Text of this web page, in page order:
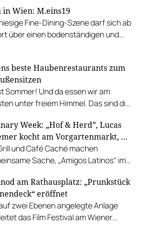
in Wien: M.eins19
Fine-Dining-Szene darf sich ab
über einen bodenständigen und
beste Haubenrestaurants zum
Sommer! Und da essen wir am
unter freiem Himmel. Das sind die
Week: „Hof & Herd”, Lucas
kocht am Vorgartenmarkt, …
und Café Caché machen
Sache, „Amigos Latinos“ im
Rauch kocht in der Riederalm
am Rathausplatz: „Prunkstück
eröffnet
zwei Ebenen angelegte Anlage
das Film Festival am Wiener